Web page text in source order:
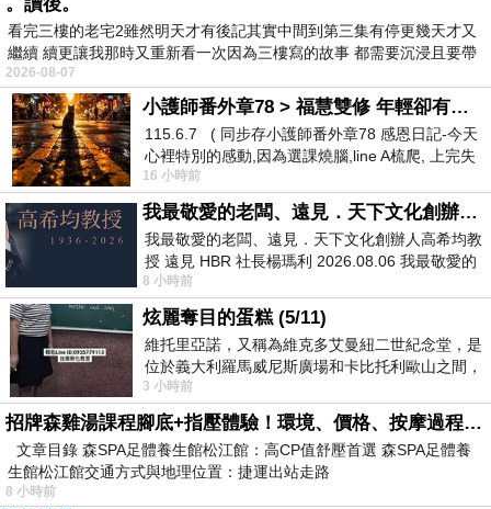
看完三樓的老宅2雖然明天才有後記其實中間到第三集有停更幾天才又
繼續 續更讓我那時又重新看一次因為三樓寫的故事 都需要沉浸且要帶
有
2026-08-07
小護師番外章78 > 福慧雙修 年輕卻有個老靈魂 ㄑ金剛經〉podcast
115.6.7 ( 同步存小護師番外章78 感恩日記-今天
心裡特別的感動,因為選課燒腦,line A梳爬, 上完失
智課的她,特來傾
16 小時前
我最敬愛的老闆、遠見．天下文化創辦人高希均教授
我最敬愛的老闆、遠見．天下文化創辦人高希均教
授 遠見 HBR 社長楊瑪利 2026.08.06 我最敬愛的
老闆、遠見．天下文化創辦人高希均教
8 小時前
炫麗奪目的蛋糕 (5/11)
維托里亞諾，又稱為維克多艾曼紐二世紀念堂，是
位於義大利羅馬威尼斯廣場和卡比托利歐山之間，
用以紀念統一義大利統一後的的第一位國
3 小時前
招牌森雞湯課程腳底+指壓體驗！環境、價格、按摩過程全紀錄，森SPA足體養生館松江館最新價格表
文章目錄 森SPA足體養生館松江館：高CP值舒壓首選 森SPA足體養
生館松江館交通方式與地理位置：捷運出站走路
8 小時前